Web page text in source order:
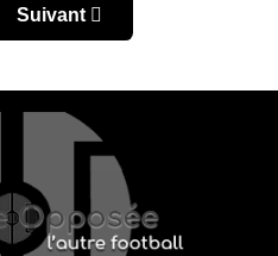
Podcast Bola Latina S01E03
Article suivant : Podcast
Suivant